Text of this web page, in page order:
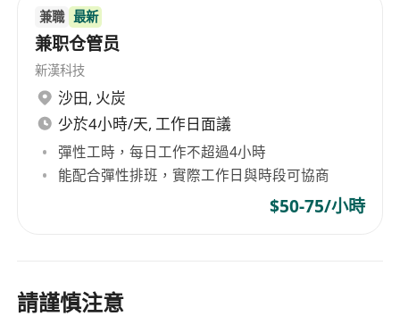
兼職 最新
兼职仓管员
新漢科技
沙田, 火炭
少於4小時/天, 工作日面議
彈性工時，每日工作不超過4小時
能配合彈性排班，實際工作日與時段可協商
$50-75/小時
請謹慎注意